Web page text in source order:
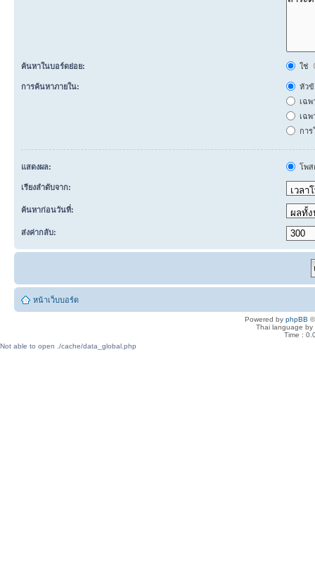
ค้นหาในบอร์ดย่อย: ใช่
การค้นหาภายใน:
หัว
เฉ
เฉ
กา
แสดงผล: โพส
เรียงลำดับจาก:
ค้นหาก่อนวันที่:
ส่งค่ากลับ:
หน้าเว็บบอร์ด
Powered by phpBB
Thai language by
Time :
Not able to open ./cache/data_global.php